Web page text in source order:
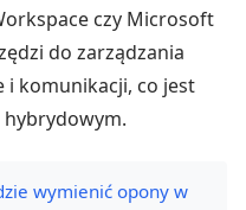
czy Microsoft
do zarządzania
komunikacji, co jest
wymienić opony w